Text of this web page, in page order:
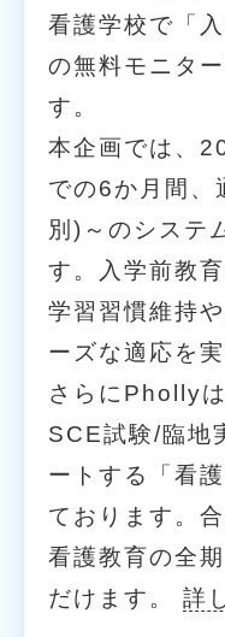
看護学校で「
の無料モニタ
す。
本企画では、
での6か月間
別)～のシステ
す。入学前教
学習習慣維持
ーズな適応を
さらにPholly
SCE試験/臨地
ートする「看
ております。
看護教育の全
だけます。 詳